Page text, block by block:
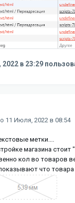
в 23:29
11 Июля, 2022 в 08:54
метки....
магазина стоит
кол во товаров
что товара